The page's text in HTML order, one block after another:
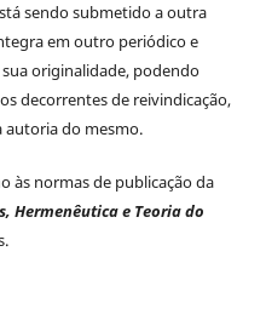
sendo submetido a outra
em outro periódico e
originalidade, podendo
decorrentes de reivindicação,
autoria do mesmo.
às normas de publicação da
Hermenêutica e Teoria do